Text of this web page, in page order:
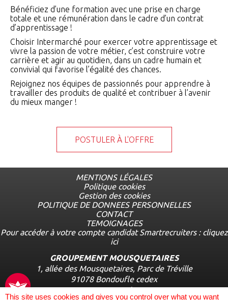
Bénéficiez d’une formation avec une prise en charge
totale et une rémunération dans le cadre d’un contrat
d’apprentissage !
Choisir Intermarché pour exercer votre apprentissage et
vivre la passion de votre métier, c’est construire votre
carrière et agir au quotidien, dans un cadre humain et
convivial qui favorise l’égalité des chances.
Rejoignez nos équipes de passionnés pour apprendre à
travailler des produits de qualité et contribuer à l’avenir
du mieux manger !
POSTULER À L'OFFRE
complémentaire
MENTIONS LÉGALES
Politique cookies
Gestion des cookies
POLITIQUE DE DONNEES PERSONNELLES
CONTACT
TEMOIGNAGES
Pour accéder à votre compte candidat Smartrecruiters : cliquez
ici
GROUPEMENT MOUSQUETAIRES
1, allée des Mousquetaires, Parc de Tréville
91078 Bondoufle cedex
www.mousquetaires.com
This site uses cookies and gives you control over what you want